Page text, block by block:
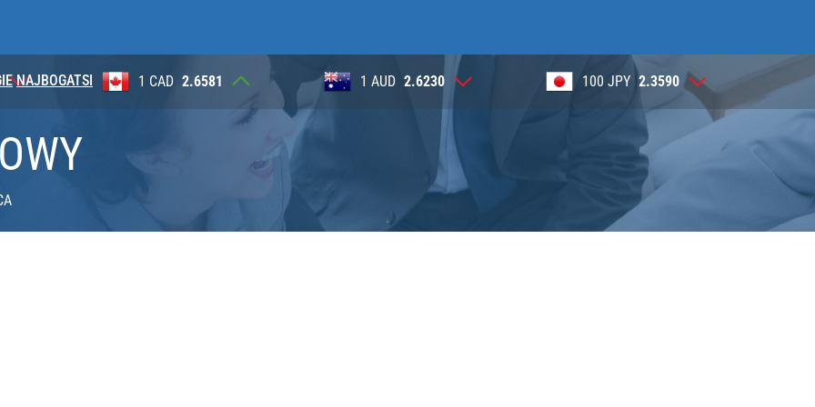
NAJBOGATSI 1 CAD 2.6581 1 AUD 2.6230 100 JPY 2.3590 1